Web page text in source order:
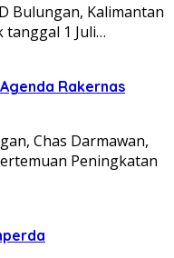
Bulungan, Kalimantan
tanggal 1 Juli…
Rakernas
Chas Darmawan,
Peningkatan